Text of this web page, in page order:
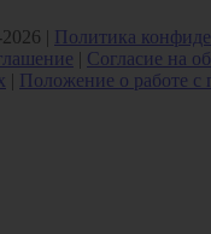
| Политика
| Согласие на
| Положение о работе с